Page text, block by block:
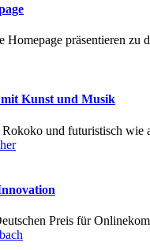
Homepage präsentieren
Kunst und Musik
und futuristisch
Preis für